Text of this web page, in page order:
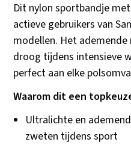
Dit nylon sportbandje
actieve gebruikers van
modellen. Het
droog tijdens intensieve
perfect aan elke
Waarom dit een
Ultralichte en
zweten tijdens sport